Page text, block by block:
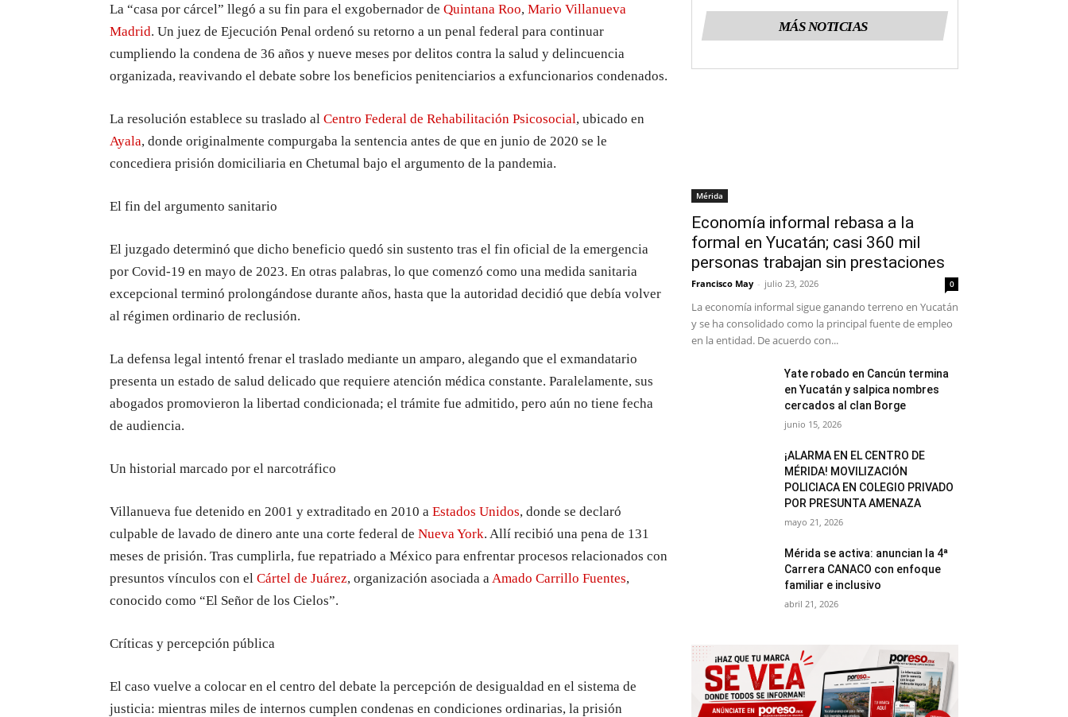
La “casa por cárcel” llegó a su fin para el exgobernador de Quintana Roo, Mario Villanueva
Madrid. Un juez de Ejecución Penal ordenó su retorno a un penal federal para continuar
cumpliendo la condena de 36 años y nueve meses por delitos contra la salud y delincuencia
organizada, reavivando el debate sobre los beneficios penitenciarios a exfuncionarios condenados.
La resolución establece su traslado al Centro Federal de Rehabilitación Psicosocial, ubicado en
Ayala, donde originalmente compurgaba la sentencia antes de que en junio de 2020 se le
concediera prisión domiciliaria en Chetumal bajo el argumento de la pandemia.
El fin del argumento sanitario
El juzgado determinó que dicho beneficio quedó sin sustento tras el fin oficial de la emergencia
por Covid-19 en mayo de 2023. En otras palabras, lo que comenzó como una medida sanitaria
excepcional terminó prolongándose durante años, hasta que la autoridad decidió que debía volver
al régimen ordinario de reclusión.
La defensa legal intentó frenar el traslado mediante un amparo, alegando que el exmandatario
presenta un estado de salud delicado que requiere atención médica constante. Paralelamente, sus
abogados promovieron la libertad condicionada; el trámite fue admitido, pero aún no tiene fecha
de audiencia.
Un historial marcado por el narcotráfico
Villanueva fue detenido en 2001 y extraditado en 2010 a Estados Unidos, donde se declaró
culpable de lavado de dinero ante una corte federal de Nueva York. Allí recibió una pena de 131
meses de prisión. Tras cumplirla, fue repatriado a México para enfrentar procesos relacionados con
presuntos vínculos con el Cártel de Juárez, organización asociada a Amado Carrillo Fuentes,
conocido como “El Señor de los Cielos”.
Críticas y percepción pública
El caso vuelve a colocar en el centro del debate la percepción de desigualdad en el sistema de
justicia: mientras miles de internos cumplen condenas en condiciones ordinarias, la prisión
MÁS NOTICIAS
Mérida
Economía informal rebasa a la
formal en Yucatán; casi 360 mil
personas trabajan sin prestaciones
Francisco May - julio 23, 2026 0
La economía informal sigue ganando terreno en Yucatán
y se ha consolidado como la principal fuente de empleo
en la entidad. De acuerdo con...
Yate robado en Cancún termina
en Yucatán y salpica nombres
cercados al clan Borge
junio 15, 2026
¡ALARMA EN EL CENTRO DE
MÉRIDA! MOVILIZACIÓN
POLICIACA EN COLEGIO PRIVADO
POR PRESUNTA AMENAZA
mayo 21, 2026
Mérida se activa: anuncian la 4ª
Carrera CANACO con enfoque
familiar e inclusivo
abril 21, 2026